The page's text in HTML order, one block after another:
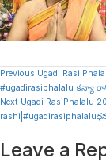
Continue
Reading
Previous Ugadi Rasi
#ugadirasiphalalu కన్యా రాశి
Next Ugadi RasiPhalalu
Leave a